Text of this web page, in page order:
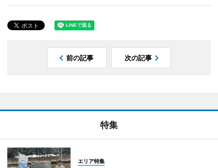
前の記事 次の記事
特集
エリア特集